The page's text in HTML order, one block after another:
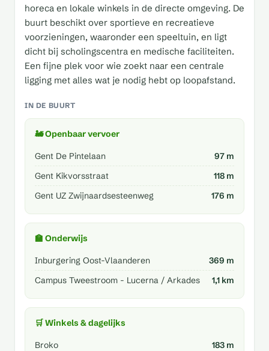
horeca en lokale winkels in de directe omgeving. De
buurt beschikt over sportieve en recreatieve
voorzieningen, waaronder een speeltuin, en ligt
dicht bij scholingscentra en medische faciliteiten.
Een fijne plek voor wie zoekt naar een centrale
ligging met alles wat je nodig hebt op loopafstand.
IN DE BUURT
🚂 Openbaar vervoer
Gent De Pintelaan
97 m
Gent Kikvorsstraat
118 m
Gent UZ Zwijnaardsesteenweg
176 m
🏫 Onderwijs
Inburgering Oost-Vlaanderen
369 m
Campus Tweestroom - Lucerna / Arkades
1,1 km
🛒 Winkels & dagelijks
Broko
183 m